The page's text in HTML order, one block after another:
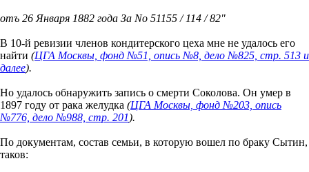
отъ 26 Января 1882 года За No 51155 / 114 / 82"
В 10-й ревизии членов кондитерского цеха мне не удалось его
найти (ЦГА Москвы, фонд №51, опись №8, дело №825, стр. 513 и
далее).
Но удалось обнаружить запись о смерти Соколова. Он умер в
1897 году от рака желудка (ЦГА Москвы, фонд №203, опись
№776, дело №988, стр. 201).
По документам, состав семьи, в которую вошел по браку Сытин,
таков: